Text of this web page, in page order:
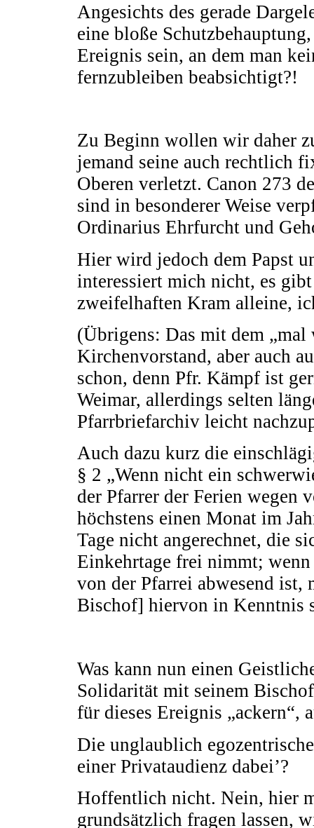
Angesichts des gerade
eine bloße
Ereignis sein, an dem man
fernzubleiben beabsichtigt?!
Zu Beginn wollen wir daher
jemand seine auch rechtlich
Oberen verletzt. Canon 273
sind in besonderer Weise
Ordinarius Ehrfurcht und
Hier wird jedoch dem Papst
interessiert mich nicht, es
zweifelhaften Kram alleine,
(Übrigens: Das mit dem
Kirchenvorstand, aber auch
schon, denn Pfr. Kämpf ist
Weimar, allerdings selten
Pfarrbriefarchiv leicht
Auch dazu kurz die
§ 2 „Wenn nicht ein
der Pfarrer der Ferien wegen
höchstens einen Monat im
Tage nicht angerechnet, die
Einkehrtage frei nimmt; wenn
von der Pfarrei abwesend ist,
Bischof] hiervon in Kenntnis
Was kann nun einen
Solidarität mit seinem
für dieses Ereignis „ackern“,
Die unglaublich
einer Privataudienz dabei’?
Hoffentlich nicht. Nein, hier
grundsätzlich fragen lassen,